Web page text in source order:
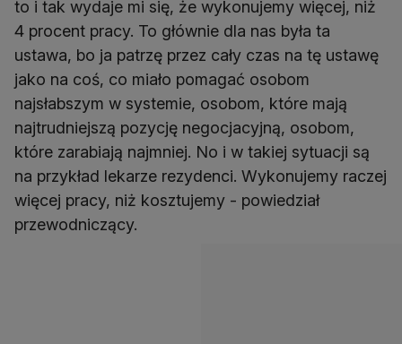
to i tak wydaje mi się, że wykonujemy więcej, niż
4 procent pracy. To głównie dla nas była ta
ustawa, bo ja patrzę przez cały czas na tę ustawę
jako na coś, co miało pomagać osobom
najsłabszym w systemie, osobom, które mają
najtrudniejszą pozycję negocjacyjną, osobom,
które zarabiają najmniej. No i w takiej sytuacji są
na przykład lekarze rezydenci. Wykonujemy raczej
więcej pracy, niż kosztujemy - powiedział
przewodniczący.